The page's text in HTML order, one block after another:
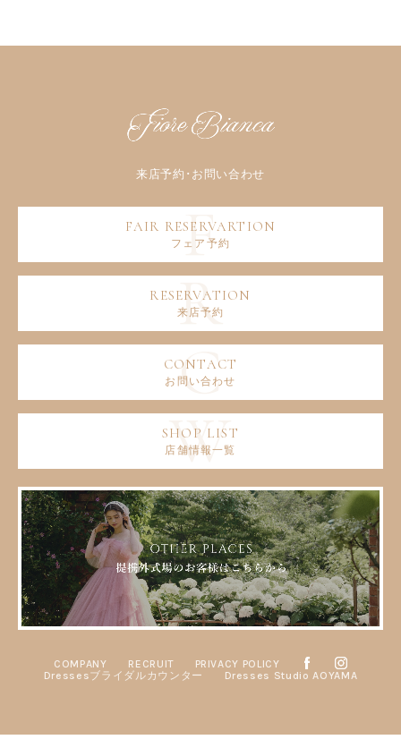
フェア予約
来店予約
お問い合わせ
店舗情報一覧
COMPANY RECRUIT
PRIVACY POLICY
Dressesブライダルカウンター
Dresses Studio AOYAMA